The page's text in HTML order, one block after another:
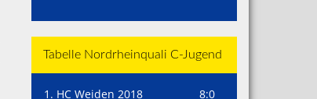
Tabelle Nordrheinquali C-Jugend
1. HC Weiden 2018
8:0